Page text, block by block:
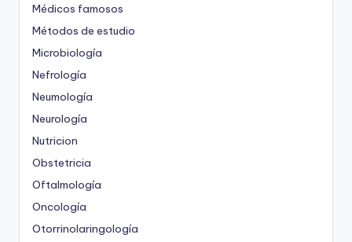
Médicos famosos
Métodos de estudio
Microbiología
Nefrología
Neumología
Neurología
Nutricion
Obstetricia
Oftalmología
Oncología
Otorrinolaringología